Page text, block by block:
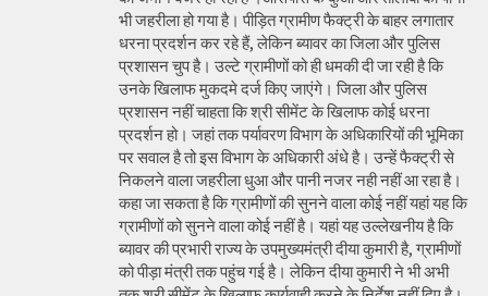
भी जहरीला हो गया है। पीड़ित ग्रामीण फैक्ट्री के बाहर लगातार
धरना प्रदर्शन कर रहे हैं, लेकिन ब्यावर का जिला और पुलिस
प्रशासन चुप है। उल्टे ग्रामीणों को ही धमकी दी जा रही है कि
उनके खिलाफ मुकदमे दर्ज किए जाएंगे। जिला और पुलिस
प्रशासन नहीं चाहता कि श्री सीमेंट के खिलाफ कोई धरना
प्रदर्शन हो। जहां तक पर्यावरण विभाग के अधिकारियों की भूमिका
पर सवाल है तो इस विभाग के अधिकारी अंधे है। उन्हें फैक्ट्री से
निकलने वाला जहरीला धुआ और पानी नजर नही नहीं आ रहा है।
कहा जा सकता है कि ग्रामीणों की सुनने वाला कोई नहीं यहां यह कि
ग्रामीणों को सुनने वाला कोई नहीं है। यहां यह उल्लेखनीय है कि
ब्यावर की प्रभारी राज्य के उपमुख्यमंत्री दीया कुमारी है, ग्रामीणों
को पीड़ा मंत्री तक पहुंच गई है। लेकिन दीया कुमारी ने भी अभी